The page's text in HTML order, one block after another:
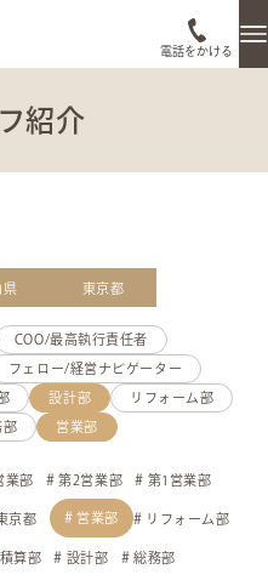
電話をかける
紹介
県 東京都
COO/最高執行責任者
フェロー/経営ナビゲーター
設計部 リフォーム部
部 営業部
業部 第2営業部 第1営業部
京都 営業部 リフォーム部
積算部 設計部 総務部